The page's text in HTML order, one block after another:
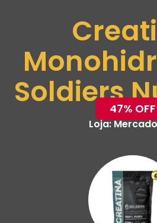
Soldiers47% OFF
Loja: